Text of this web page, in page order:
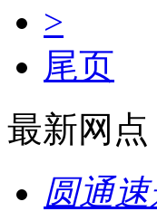
>
尾页
最新网点
圆通